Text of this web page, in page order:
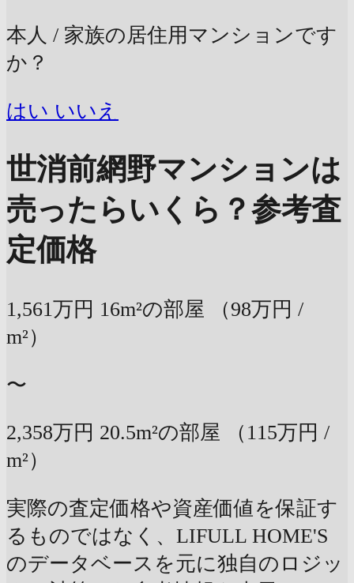
本人 / 家族の居住用マンションです
か？
はい いいえ
世消前網野マンションは
売ったらいくら？参考査
定価格
1,561万円 16m²の部屋
（98万円 /
m²）
〜
2,358万円 20.5m²の部屋
（115万円 /
m²）
実際の査定価格や資産価値を保証す
るものではなく、LIFULL HOME'S
のデータベースを元に独自のロジッ